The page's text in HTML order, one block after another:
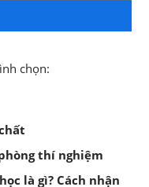
chọn:
thí nghiệm
là gì? Cách nhận